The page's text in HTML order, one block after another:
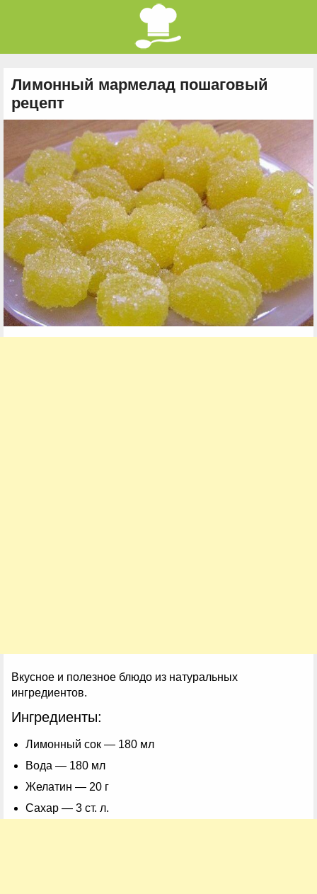
Лимонный мармелад пошаговый
рецепт
Вкусное и полезное блюдо из натуральных
ингредиентов.
Ингредиенты:
Лимонный сок — 180 мл
Вода — 180 мл
Желатин — 20 г
Сахар — 3 ст. л.